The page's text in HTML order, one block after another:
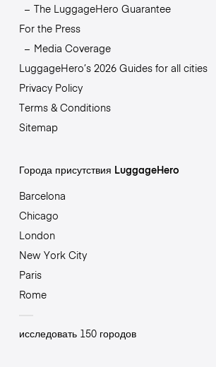
The LuggageHero Guarantee
For the Press
Media Coverage
LuggageHero’s 2026 Guides for all cities
Privacy Policy
Terms & Conditions
Sitemap
Города присутствия LuggageHero
Barcelona
Chicago
London
New York City
Paris
Rome
исследовать 150 городов